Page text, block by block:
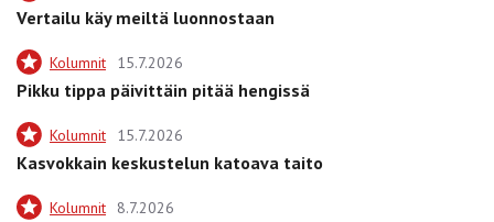
Vertailu käy meiltä luonnostaan
Kolumnit 15.7.2026
Pikku tippa päivittäin pitää hengissä
Kolumnit 15.7.2026
Kasvokkain keskustelun katoava taito
Kolumnit 8.7.2026